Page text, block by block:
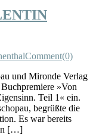
Comment(0)
und Mironde Verlag
»Von
Teil 1« ein.
begrüßte die
Es war bereits
[…]